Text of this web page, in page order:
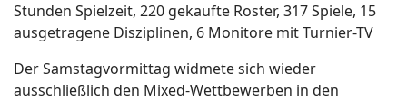
Stunden Spielzeit, 220 gekaufte Roster, 317 Spiele, 15
ausgetragene Disziplinen, 6 Monitore mit Turnier-TV
Der Samstagvormittag widmete sich wieder
ausschließlich den Mixed-Wettbewerben in den